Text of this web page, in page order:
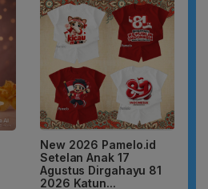
New 2026 Pamelo.id
Setelan Anak 17
Agustus Dirgahayu 81
2026 Katun...